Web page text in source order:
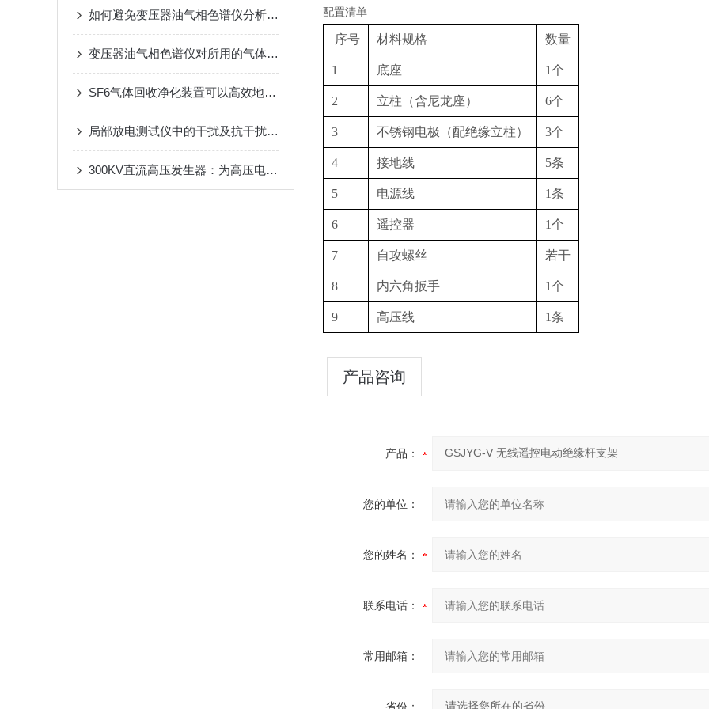
如何避免变压器油气相色谱仪分析过程中的误差
变压器油气相色谱仪对所用的气体纯度有较高的要求
SF6气体回收净化装置可以高效地回收和净化SF6气体
局部放电测试仪中的干扰及抗干扰措施
300KV直流高压发生器：为高压电力设备提供可靠的测试解决方案
配置清单
序号 材料规格 数量
1 底座 1个
2 立柱（含尼龙座） 6个
3 不锈钢电极（配绝缘立柱） 3个
4 接地线 5条
5 电源线 1条
6 遥控器 1个
7 自攻螺丝 若干
8 内六角扳手 1个
9 高压线 1条
产品咨询
产品：
您的单位：
您的姓名：
联系电话：
常用邮箱：